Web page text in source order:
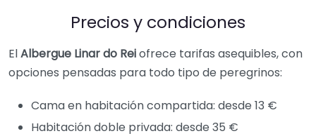
Precios y condiciones
ElAlbergue Linar do Reiofrece tarifas asequibles, con
opciones pensadas para todo tipo de peregrinos:
Cama en habitación compartida: desde 13 €
Habitación doble privada: desde 35 €